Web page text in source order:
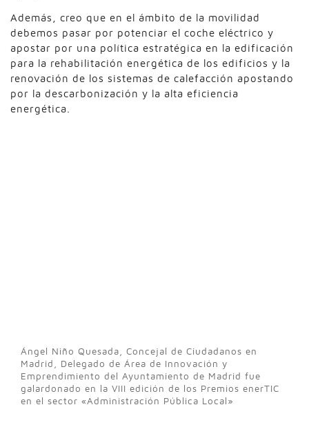
Además, creo que en el ámbito de la movilidad
debemos pasar por potenciar el coche eléctrico y
apostar por una política estratégica en la edificación
para la rehabilitación energética de los edificios y la
renovación de los sistemas de calefacción apostando
por la descarbonización y la alta eficiencia
energética.
Ángel Niño Quesada, Concejal de Ciudadanos en
Madrid, Delegado de Área de Innovación y
Emprendimiento del Ayuntamiento de Madrid fue
galardonado en la VIII edición de los Premios enerTIC
en el sector «Administración Pública Local»